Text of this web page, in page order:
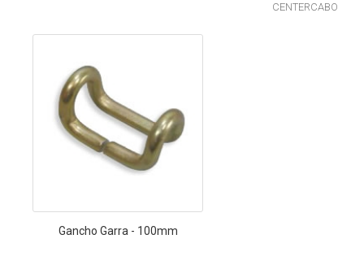
CENTERCABO
Gancho Garra - 100mm